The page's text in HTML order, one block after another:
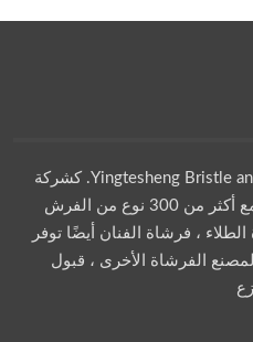
كشركة
مصنعة لفرشاة الطلاء في الصين مع أكثر من 300 نوع من الفرش
، فرشاة الفنان أيضًا توفر
الفرشاة الأخرى ، قبول